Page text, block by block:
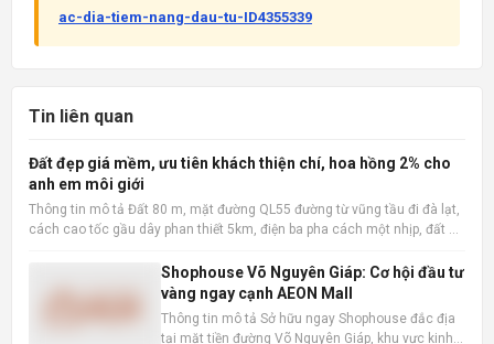
ac-dia-tiem-nang-dau-tu-ID4355339
Tin liên quan
Đất đẹp giá mềm, ưu tiên khách thiện chí, hoa hồng 2% cho
anh em môi giới
Thông tin mô tả Đất 80 m, mặt đường QL55 đường từ vũng tầu đi đà lạt,
cách cao tốc gầu dây phan thiết 5km, điện ba pha cách một nhịp, đất đã
vặt nhà đất uy tín 🔗 Tin gốc + ảnh chi tiết:Shophouse Võ Nguyên Giáp: Cơ hội đầu tư
vàng ngay cạnh AEON Mall
Thông tin mô tả Sở hữu ngay Shophouse đắc địa
tại mặt tiền đường Võ Nguyên Giáp, khu vực kinh